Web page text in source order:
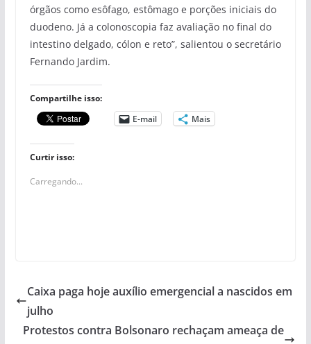
órgãos como esôfago, estômago e porções iniciais do
duodeno. Já a colonoscopia faz avaliação no final do
intestino delgado, cólon e reto”, salientou o secretário
Fernando Jardim.
Compartilhe isso:
E-mail
Mais
Curtir isso:
Carregando...
Caixa paga hoje auxílio emergencial a nascidos em
julho
Protestos contra Bolsonaro rechaçam ameaça de